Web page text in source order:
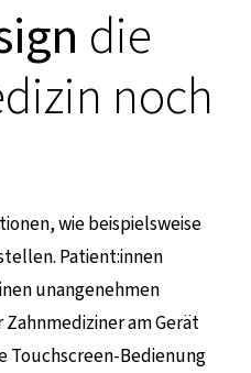
die
noch
wie beispielsweise
Patient:innen
unangenehmen
am Gerät
Touchscreen-Bedienung